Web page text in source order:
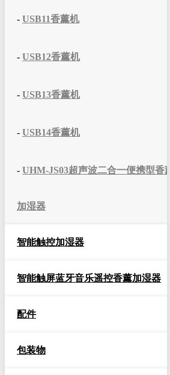
- USB11香薰机
- USB12香薰机
- USB13香薰机
- USB14香薰机
- UHM-JS03超声波二合一便携型香薰
加湿器
智能触控加湿器
智能触屏蓝牙音乐遥控香薰加湿器
配件
包装物